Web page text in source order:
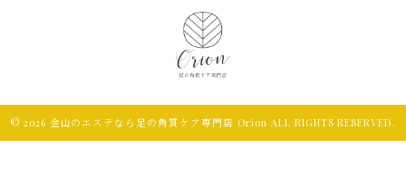
© 2026 金山のエステなら足の角質ケア専門店 Orion ALL RIGHTS RESERVED.